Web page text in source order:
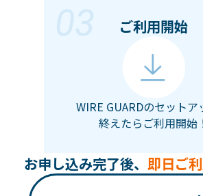
03 ご利用開始
WIRE GUARDのセットア
終えたらご利用開始
お申し込み完了後、 即日ご